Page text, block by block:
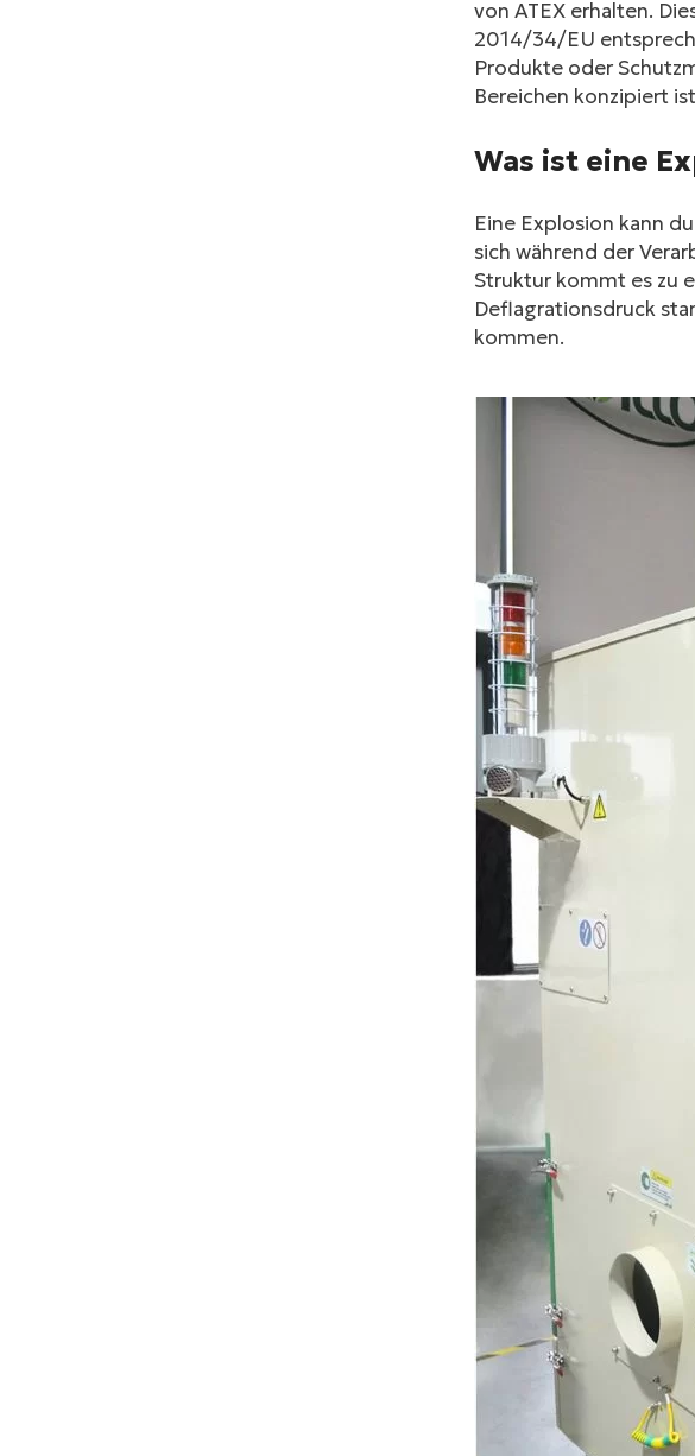
von ATEX erhalten.
2014/34/EU
Produkte oder
Bereichen konzipiert
Was ist eine
Eine Explosion kann
sich während der
Struktur kommt es zu
Deflagrationsdruck
kommen.